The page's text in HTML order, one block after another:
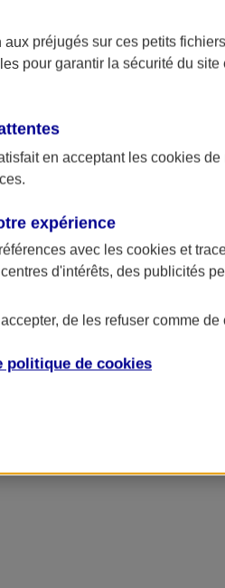
aux préjugés sur ces petits
pour garantir la sécurité du
en acceptant les cookies de
expérience
avec les cookies et
d'intérêts, des publicités
de les refuser comme
politique de cookies